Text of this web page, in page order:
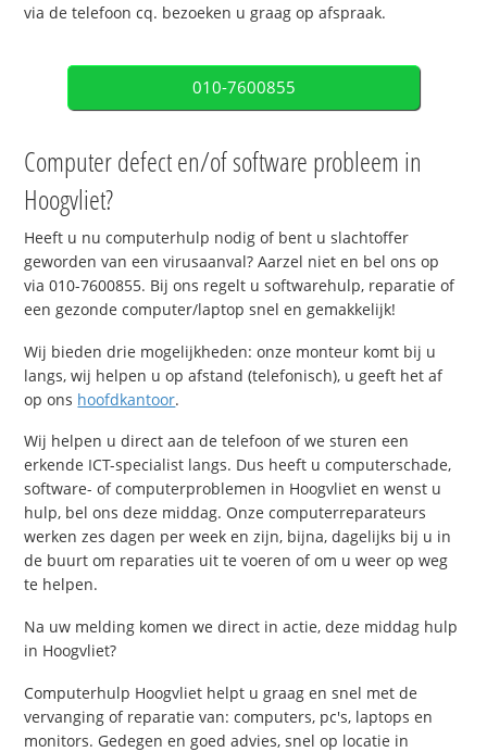
via de telefoon cq. bezoeken u graag op afspraak.
010-7600855
Computer defect en/of software probleem in
Hoogvliet?
Heeft u nu computerhulp nodig of bent u slachtoffer
geworden van een virusaanval? Aarzel niet en bel ons op
via 010-7600855. Bij ons regelt u softwarehulp, reparatie of
een gezonde computer/laptop snel en gemakkelijk!
Wij bieden drie mogelijkheden: onze monteur komt bij u
langs, wij helpen u op afstand (telefonisch), u geeft het af
op ons hoofdkantoor.
Wij helpen u direct aan de telefoon of we sturen een
erkende ICT-specialist langs. Dus heeft u computerschade,
software- of computerproblemen in Hoogvliet en wenst u
hulp, bel ons deze middag. Onze computerreparateurs
werken zes dagen per week en zijn, bijna, dagelijks bij u in
de buurt om reparaties uit te voeren of om u weer op weg
te helpen.
Na uw melding komen we direct in actie, deze middag hulp
in Hoogvliet?
Computerhulp Hoogvliet helpt u graag en snel met de
vervanging of reparatie van: computers, pc's, laptops en
monitors. Gedegen en goed advies, snel op locatie in